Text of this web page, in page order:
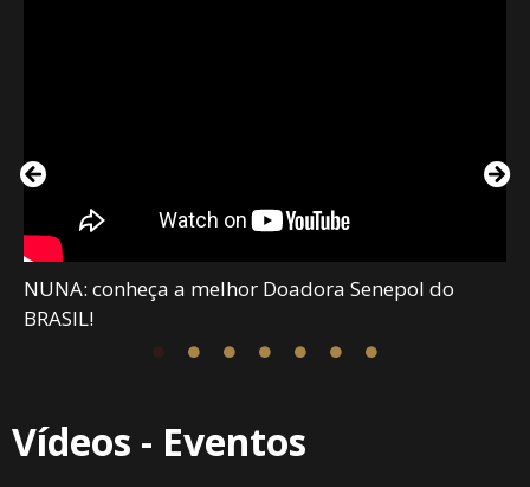
NUNA: conheça a melhor Doadora Senepol do
BRASIL!
Vídeos - Eventos